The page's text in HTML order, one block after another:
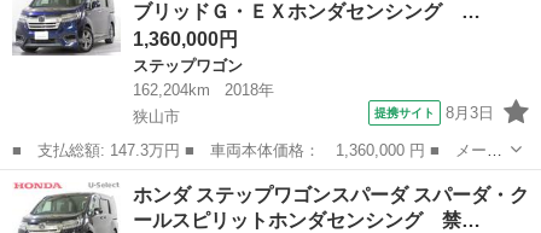
ブリッドＧ・ＥＸホンダセンシング …
1,360,000円
ステップワゴン
162,204km
2018年
狭山市
提携サイト 8月3日
■ 支払総額: 147.3万円 ■ 車両本体価格： 1,360,000 円 ■ メーカ
ー名： ホンダ ■ 車種名： ステップワゴンスパーダ ■ グレード
名： スパーダハイブリッドＧ・ＥＸホンダセンシング ／禁煙車／
１０ｉｎ...
埼玉 狭山市 ステップワゴン
ホンダ ステップワゴンスパーダ スパーダ・ク
ールスピリットホンダセンシング 禁…